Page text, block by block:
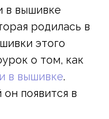
в вышивке
родилась в
этого
о том, как
в вышивке.
появится в